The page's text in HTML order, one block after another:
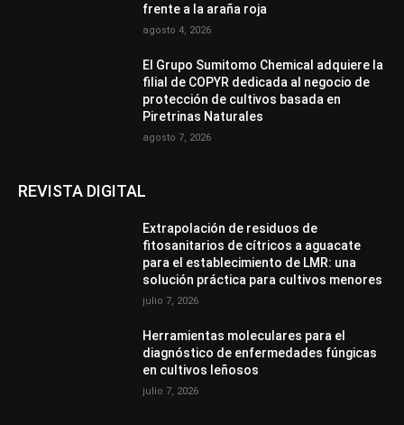
frente a la araña roja
agosto 4, 2026
El Grupo Sumitomo Chemical adquiere la
filial de COPYR dedicada al negocio de
protección de cultivos basada en
Piretrinas Naturales
agosto 7, 2026
REVISTA DIGITAL
Extrapolación de residuos de
fitosanitarios de cítricos a aguacate
para el establecimiento de LMR: una
solución práctica para cultivos menores
julio 7, 2026
Herramientas moleculares para el
diagnóstico de enfermedades fúngicas
en cultivos leñosos
julio 7, 2026